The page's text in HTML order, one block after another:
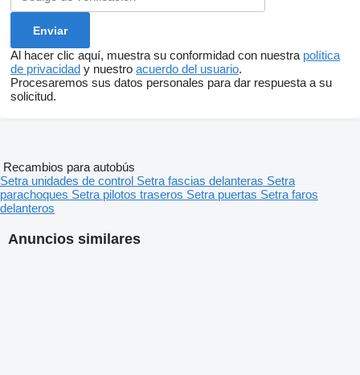
Al hacer clic aquí, muestra su conformidad con nuestra política
de privacidad y nuestro acuerdo del usuario.
Procesaremos sus datos personales para dar respuesta a su
solicitud.
Anuncios similares
Recambios para autobús
Setra unidades de control Setra fascias delanteras Setra
parachoques Setra pilotos traseros Setra puertas Setra faros
delanteros